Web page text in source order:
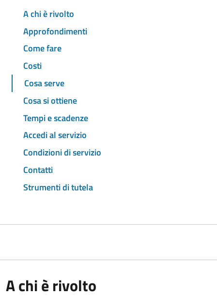
A chi è rivolto
Approfondimenti
Come fare
Costi
Cosa serve
Cosa si ottiene
Tempi e scadenze
Accedi al servizio
Condizioni di servizio
Contatti
Strumenti di tutela
A chi è rivolto